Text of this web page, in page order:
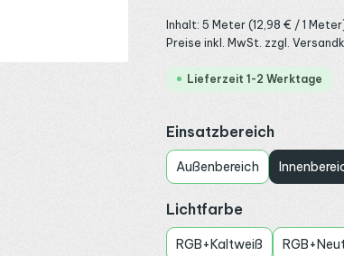
Inhalt: 5 Meter (12,98 € / 1
Preise inkl. MwSt. zzgl.
Lieferzeit 1-2 Werktage
Einsatzbereich
Außenbereich
Lichtfarbeauswählen
RGB+Kaltweiß